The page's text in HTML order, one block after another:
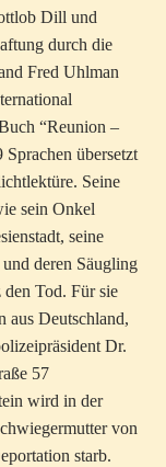
Dill und
durch die
Fred Uhlman
“Reunion –
übersetzt
Seine
sein Onkel
seine
deren Säugling
Tod. Für sie
aus Deutschland,
Dr.
57
wird in der
von
starb.